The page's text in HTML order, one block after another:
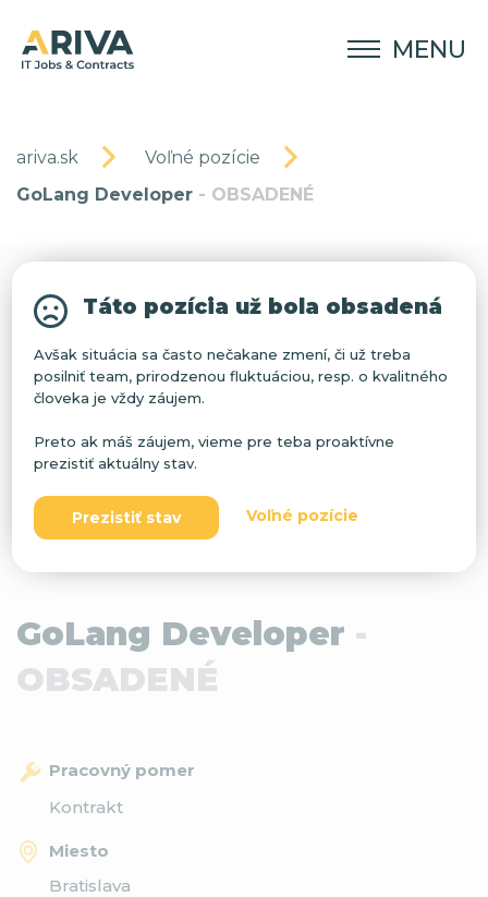
MENU
ariva.sk
Voľné pozície
GoLang Developer - OBSADENÉ
GoLang Developer -
OBSADENÉ
Pracovný pomer
Kontrakt
Miesto
Bratislava
Táto pozícia už bola obsadená
Avšak situácia sa často nečakane zmení, či už treba
posilniť team, prirodzenou fluktuáciou, resp. o kvalitného
človeka je vždy záujem.
Preto ak máš záujem, vieme pre teba proaktívne
prezistiť aktuálny stav.
Prezistiť stav Voľné pozície